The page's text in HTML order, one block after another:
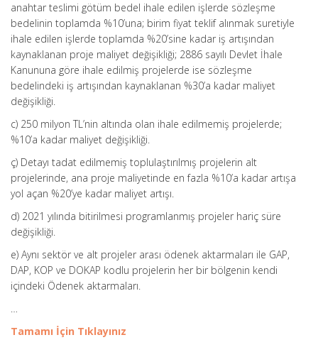
anahtar teslimi götüm bedel ihale edilen işlerde sözleşme
bedelinin toplamda %10’una; birim fiyat teklif alınmak suretiyle
ihale edilen işlerde toplamda %20’sine kadar iş artışından
kaynaklanan proje maliyet değişikliği; 2886 sayılı Devlet İhale
Kanununa göre ihale edilmiş projelerde ise sözleşme
bedelindeki iş artışından kaynaklanan %30’a kadar maliyet
değişikliği.
c) 250 milyon TL’nin altında olan ihale edilmemiş projelerde;
%10’a kadar maliyet değişikliği.
ç) Detayı tadat edilmemiş toplulaştırılmış projelerin alt
projelerinde, ana proje maliyetinde en fazla %10’a kadar artışa
yol açan %20’ye kadar maliyet artışı.
d) 2021 yılında bitirilmesi programlanmış projeler hariç süre
değişikliği.
e) Aynı sektör ve alt projeler arası ödenek aktarmaları ile GAP,
DAP, KOP ve DOKAP kodlu projelerin her bir bölgenin kendi
içindeki Ödenek aktarmaları.
…
Tamamı İçin Tıklayınız